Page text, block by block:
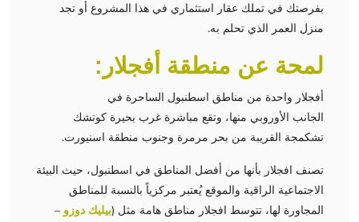
بفرصتك في تملك عقار استثماري في هذا المشروع أو تجد
منزل العمر الذي تحلم به.
لمحة عن منطقة أفجلار:
أفجلار واحدة من مناطق اسطنبول الساحرة في
الجانب الأوروبي منها، وتقع مباشرة غرب بحيرة كوتشك
تشكمجة القريبة من بحر مرمرة وجنوب منطقة اسنيورت.
تصنف افجلار بأنها من أفضل المناطق في اسطنبول، حيث البيئة
الاجتماعية الراقية والموقع يُعتبر مركزياً بالنسبة للمناطق
المجاورة لها، تتوسط افجلار مناطق هامة مثل (بيليك دوزو –